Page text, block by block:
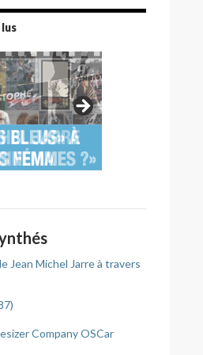
Jean Michel Jarre à travers
Company OSCar